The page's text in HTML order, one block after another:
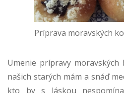
Príprava moravských
Umenie prípravy moravských
našich starých mám a snáď
kto by s láskou